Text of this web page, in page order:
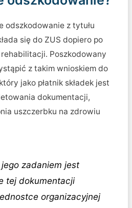
odszkodowanie z tytułu
się do ZUS dopiero po
Poszkodowany
z takim wnioskiem do
jako płatnik składek jest
dokumentacji,
uszczerbku na zdrowiu
zadaniem jest
tej dokumentacji
organizacyjnej